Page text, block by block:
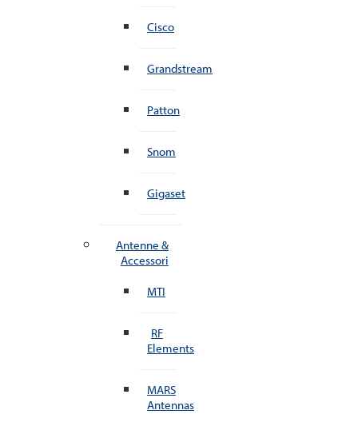
Cisco
Grandstream
Patton
Snom
Gigaset
Antenne &
Accessori
MTI
RF
Elements
MARS
Antennas